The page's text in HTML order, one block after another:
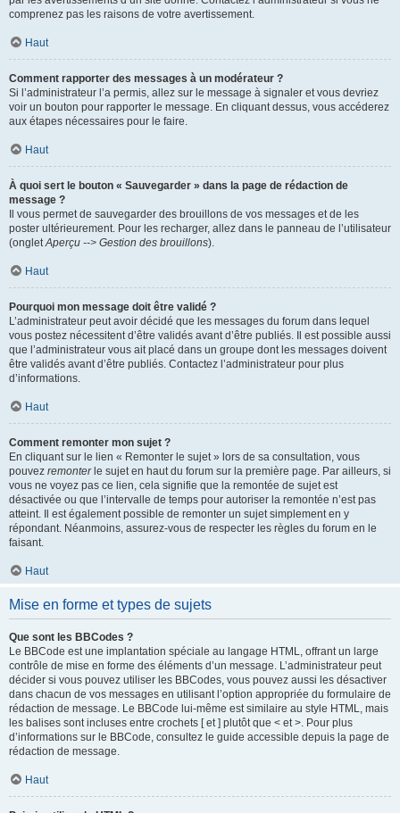
comprenez pas les raisons de votre avertissement.
Haut
Comment rapporter des messages à un modérateur ?
Si l’administrateur l’a permis, allez sur le message à signaler et vous devriez
voir un bouton pour rapporter le message. En cliquant dessus, vous accéderez
aux étapes nécessaires pour le faire.
Haut
À quoi sert le bouton « Sauvegarder » dans la page de rédaction de
message ?
Il vous permet de sauvegarder des brouillons de vos messages et de les
poster ultérieurement. Pour les recharger, allez dans le panneau de l’utilisateur
(ongletAperçu --> Gestion des brouillons).
Haut
Pourquoi mon message doit être validé ?
L’administrateur peut avoir décidé que les messages du forum dans lequel
vous postez nécessitent d’être validés avant d’être publiés. Il est possible aussi
que l’administrateur vous ait placé dans un groupe dont les messages doivent
être validés avant d’être publiés. Contactez l’administrateur pour plus
d’informations.
Haut
Comment remonter mon sujet ?
En cliquant sur le lien « Remonter le sujet » lors de sa consultation, vous
pouvez remonterle sujet en haut du forum sur la première page. Par ailleurs, si
vous ne voyez pas ce lien, cela signifie que la remontée de sujet est
désactivée ou que l’intervalle de temps pour autoriser la remontée n’est pas
atteint. Il est également possible de remonter un sujet simplement en y
répondant. Néanmoins, assurez-vous de respecter les règles du forum en le
faisant.
Haut
Mise en forme et types de sujets
Que sont les BBCodes ?
Le BBCode est une implantation spéciale au langage HTML, offrant un large
contrôle de mise en forme des éléments d’un message. L’administrateur peut
décider si vous pouvez utiliser les BBCodes, vous pouvez aussi les désactiver
dans chacun de vos messages en utilisant l’option appropriée du formulaire de
rédaction de message. Le BBCode lui-même est similaire au style HTML, mais
les balises sont incluses entre crochets [ et ] plutôt que < et >. Pour plus
d’informations sur le BBCode, consultez le guide accessible depuis la page de
rédaction de message.
Haut